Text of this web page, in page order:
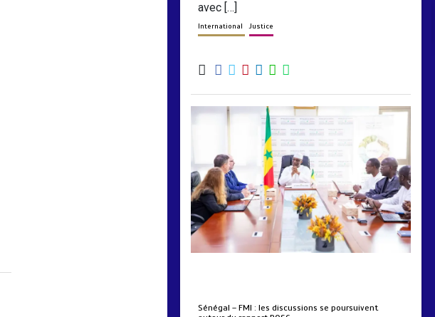
avec […]
International Justice
Sénégal – FMI : les discussions se poursuivent